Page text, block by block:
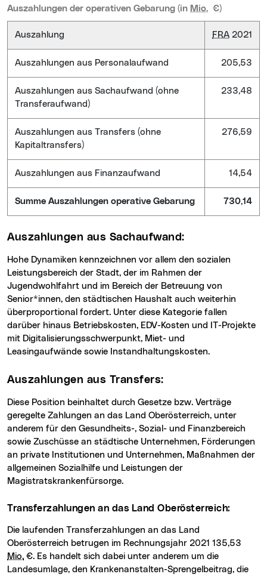
Auszahlungen der operativen Gebarung (in Mio. €)
Auszahlung FRA 2021
Auszahlungen aus Personalaufwand 205,53
Auszahlungen aus Sachaufwand (ohne
Transferaufwand)
233,48
Auszahlungen aus Transfers (ohne
Kapitaltransfers)
276,59
Auszahlungen aus Finanzaufwand 14,54
Summe Auszahlungen operative Gebarung 730,14
Auszahlungen aus Sachaufwand:
Hohe Dynamiken kennzeichnen vor allem den sozialen
Leistungsbereich der Stadt, der im Rahmen der
Jugendwohlfahrt und im Bereich der Betreuung von
Senior*innen, den städtischen Haushalt auch weiterhin
überproportional fordert. Unter diese Kategorie fallen
darüber hinaus Betriebskosten, EDV-Kosten und IT-Projekte
mit Digitalisierungsschwerpunkt, Miet- und
Leasingaufwände sowie Instandhaltungskosten.
Auszahlungen aus Transfers:
Diese Position beinhaltet durch Gesetze bzw. Verträge
geregelte Zahlungen an das Land Oberösterreich, unter
anderem für den Gesundheits-, Sozial- und Finanzbereich
sowie Zuschüsse an städtische Unternehmen, Förderungen
an private Institutionen und Unternehmen, Maßnahmen der
allgemeinen Sozialhilfe und Leistungen der
Magistratskrankenfürsorge.
Transferzahlungen an das Land Oberösterreich:
Die laufenden Transferzahlungen an das Land
Oberösterreich betrugen im Rechnungsjahr 2021 135,53
Mio. €. Es handelt sich dabei unter anderem um die
Landesumlage, den Krankenanstalten-Sprengelbeitrag, die